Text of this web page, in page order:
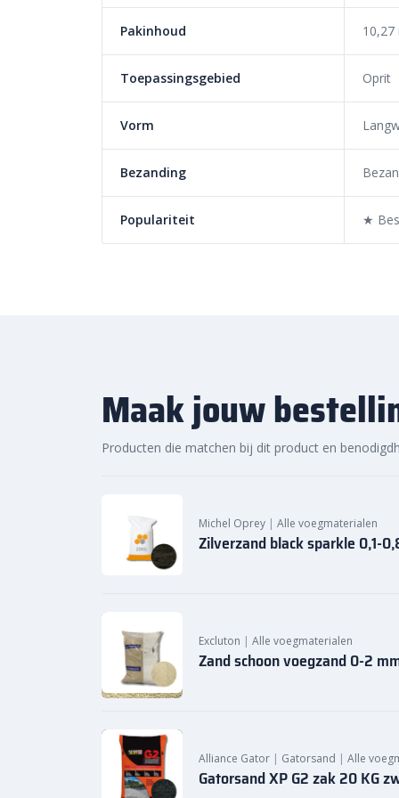
Bij Bestratingsmarkt.com ben je verzekerd van de
onze ruime voorraad en snelle levering kun je ook
jouw tuinproject. Bestel daarom vandaag nog.
voordelige prijs vanClayville gebakken bestrating
Pakinhoud 10,27
Toepassingsgebied Oprit
Vorm
Bezanding
Populariteit ★
Maak jouw
Producten die matchen bij dit product en
Michel Oprey | Alle voegmaterialen
Zilverzand black sparkle 0,1-
Excluton | Alle voegmaterialen
Zand schoon voegzand 0-2
Alliance Gator | Gatorsand | Alle
Gatorsand XP G2 zak 20 KG